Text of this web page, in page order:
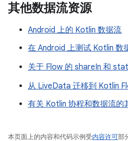
其他数据流资源
Android 上的 Kotlin 数据流
在 Android 上测试 Kotlin 数
关于 Flow 的 shareIn 和
从 LiveData 迁移到 Kotlin
有关 Kotlin 协程和数据流的
本页面上的内容和代码示例受内容许可部